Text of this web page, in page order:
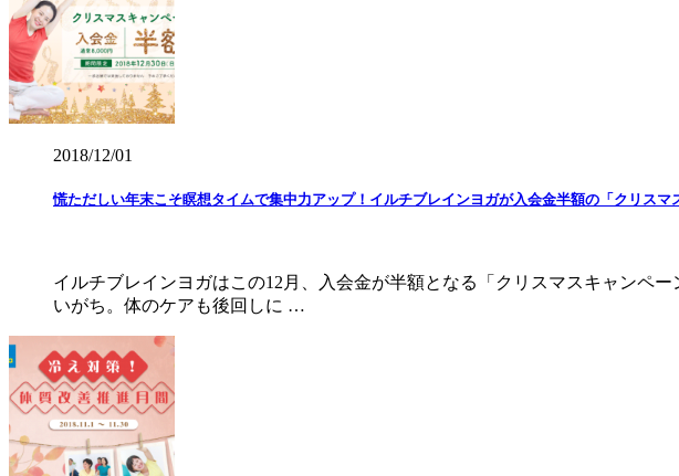
2018/12/01
慌ただしい年末こそ瞑想タイムで集中力アップ！イルチブレインヨガが入会金半額の「クリスマ
イルチブレインヨガはこの12月、入会金が半額となる「クリスマスキャンペ
いがち。体のケアも後回しに …